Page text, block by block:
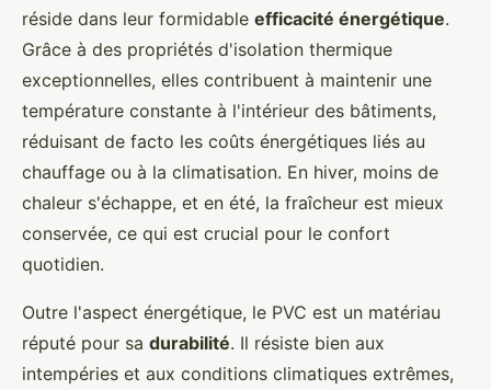
réside dans leur formidable efficacité énergétique.
Grâce à des propriétés d'isolation thermique
exceptionnelles, elles contribuent à maintenir une
température constante à l'intérieur des bâtiments,
réduisant de facto les coûts énergétiques liés au
chauffage ou à la climatisation. En hiver, moins de
chaleur s'échappe, et en été, la fraîcheur est mieux
conservée, ce qui est crucial pour le confort
quotidien.
Outre l'aspect énergétique, le PVC est un matériau
réputé pour sa durabilité. Il résiste bien aux
intempéries et aux conditions climatiques extrêmes,